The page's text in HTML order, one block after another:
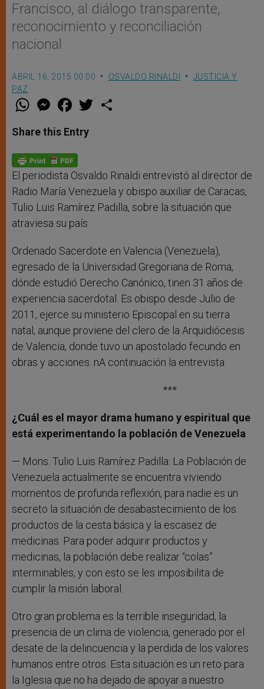
Francisco, al diálogo transparente,
reconocimiento y reconciliación
nacional
ABRIL 16, 2015 00:00 OSVALDO RINALDI
JUSTICIA Y
PAZ
W
t
s
p
p
M
e
s
e
g
e
r
F
a
e
b
o
k
w
Share this Entry
El periodista Osvaldo Rinaldi entrevistó al director de
Radio María Venezuela y obispo auxiliar de Caracas,
Tulio Luis Ramírez Padilla, sobre la situación que
atraviesa su país.
Ordenado Sacerdote en Valencia (Venezuela),
egresado de la Universidad Gregoriana de Roma,
dónde estudió Derecho Canónico, tinen 31 años de
experiencia sacerdotal. Es obispo desde Julio de
2011, ejerce su ministerio Episcopal en su tierra
natal, aunque proviene del clero de la Arquidiócesis
de Valencia, donde tuvo un apostolado fecundo en
obras y acciones. nA continuación la entrevista.
***
¿Cuál es el mayor drama humano y espiritual que
está experimentando la población de Venezuela
— Mons. Tulio Luis Ramírez Padilla: La Población de
Venezuela actualmente se encuentra viviendo
momentos de profunda reflexión, para nadie es un
secreto la situación de desabastecimiento de los
productos de la cesta básica y la escasez de
medicinas. Para poder adquirir productos y
medicinas, la población debe realizar “colas”
interminables, y con esto se les imposibilita de
cumplir la misión laboral.
Otro gran problema es la terrible inseguridad, la
presencia de un clima de violencia, generado por el
desate de la delincuencia y la perdida de los valores
humanos entre otros. Esta situación es un reto para
la Iglesia que no ha dejado de apoyar a nuestro